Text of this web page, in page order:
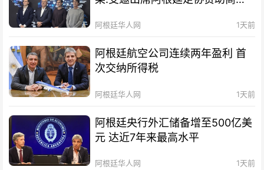
阿根廷华人网 1天前
阿根廷航空公司连续两年盈利 首
次交纳所得税
阿根廷华人网 1天前
阿根廷央行外汇储备增至500亿美
元 达近7年来最高水平
阿根廷华人网 1天前